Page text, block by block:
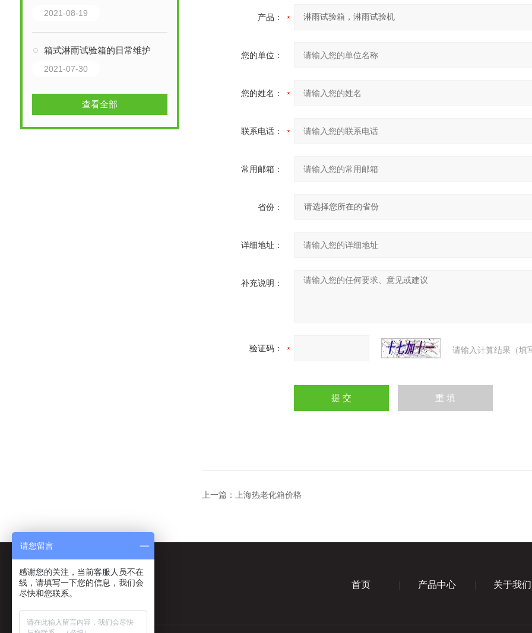
2021-08-19
箱式淋雨试验箱的日常维护
2021-07-30
查看全部
产品：
您的单位：
您的姓名：
联系电话：
常用邮箱：
省份：
详细地址：
补充说明：
验证码： 请输入计算结果（填
上一篇： 上海热老化箱价格
首页 产品中心 关于我们
请您留言
感谢您的关注，当前客服人员不在
线，请填写一下您的信息，我们会
尽快和您联系。